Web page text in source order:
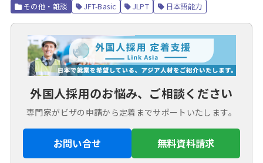
その他・雑談 JFT-Basic JLPT 日本語能力
外国人採用のお悩み、ご相談ください
専門家がビザの申請から定着までサポートいたします。
お問い合せ 無料資料請求